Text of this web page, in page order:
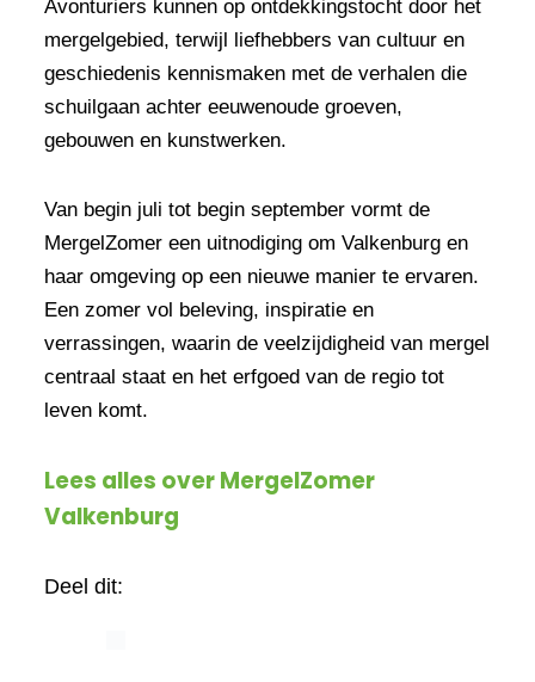
Avonturiers kunnen op ontdekkingstocht door het
mergelgebied, terwijl liefhebbers van cultuur en
geschiedenis kennismaken met de verhalen die
schuilgaan achter eeuwenoude groeven,
gebouwen en kunstwerken.
Van begin juli tot begin september vormt de
MergelZomer een uitnodiging om Valkenburg en
haar omgeving op een nieuwe manier te ervaren.
Een zomer vol beleving, inspiratie en
verrassingen, waarin de veelzijdigheid van mergel
centraal staat en het erfgoed van de regio tot
leven komt.
Lees alles over MergelZomer
Valkenburg
Deel dit: